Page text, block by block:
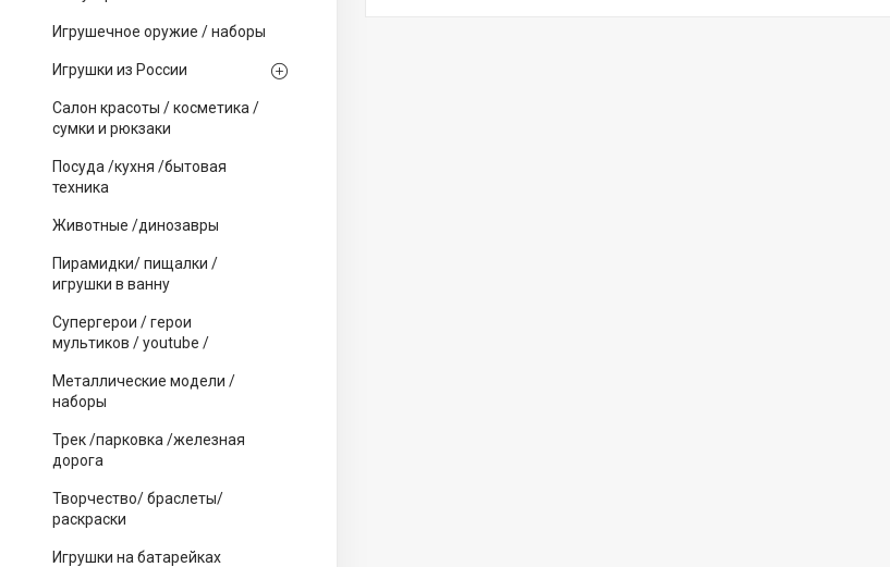
Игрушечное оружие / наборы
Игрушки из России
Салон красоты / косметика /
сумки и рюкзаки
Посуда /кухня /бытовая
техника
Животные /динозавры
Пирамидки/ пищалки /
игрушки в ванну
Супергерои / герои
мультиков / youtube /
Металлические модели /
наборы
Трек /парковка /железная
дорога
Творчество/ браслеты/
раскраски
Игрушки на батарейках